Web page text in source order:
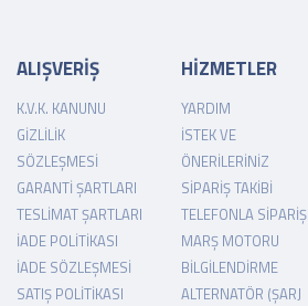
ALIŞVERİŞ
K.V.K. KANUNU
GIZLILIK
SÖZLEŞMESI
GARANTI ŞARTLARI
TESLIMAT ŞARTLARI
İADE POLITIKASI
İADE SÖZLEŞMESI
SATIŞ POLITIKASI
HİZMETLER
YARDIM
İSTEK VE
ÖNERILERINIZ
SIPARIŞ TAKIBI
TELEFONLA SIPARIŞ
MARŞ MOTORU
BILGILENDIRME
ALTERNATÖR (ŞARJ